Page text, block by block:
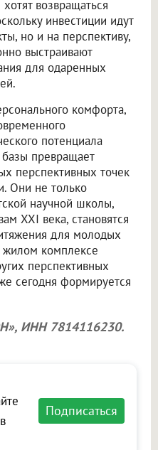
возвращаться
инвестиции идут
но и на перспективу,
выстраивают
для одаренных
комфорта,
потенциала
превращает
перспективных точек
Они не только
научной школы,
XXI века, становятся
для молодых
жилом комплексе
перспективных
сегодня формируется
ИНН 7814116230.
Подписаться